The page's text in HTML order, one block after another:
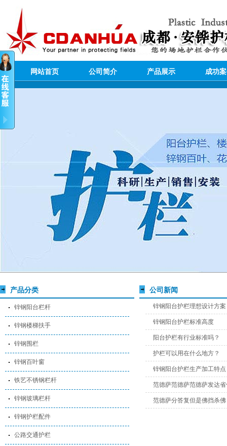
网站首页 公司简介 产品展示 成功
产品分类
锌钢阳台栏杆
锌钢楼梯扶手
锌钢围栏
锌钢百叶窗
铁艺不锈钢栏杆
锌钢玻璃栏杆
锌钢护栏配件
公路交通护栏
公司新闻
锌钢阳台护栏理想设计方案
锌钢阳台护栏标准高度
阳台护栏有行业标准吗？
护栏可以用在什么地方？
锌钢阳台护栏生产加工特点
范德萨范德萨范德萨发达
范德萨分答复但是佛挡杀佛